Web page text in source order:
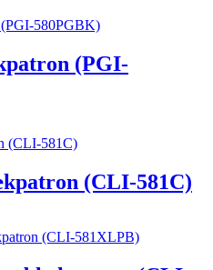
(PGI-
(CLI-581C)